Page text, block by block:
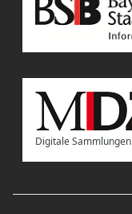
Digitale Sammlungen